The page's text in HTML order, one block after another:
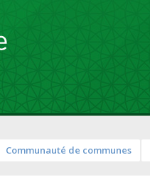
Communauté de communes